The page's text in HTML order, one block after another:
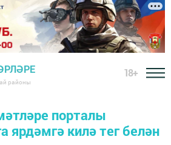
районы
18+
порталы
ярдәмгә килә тег белән